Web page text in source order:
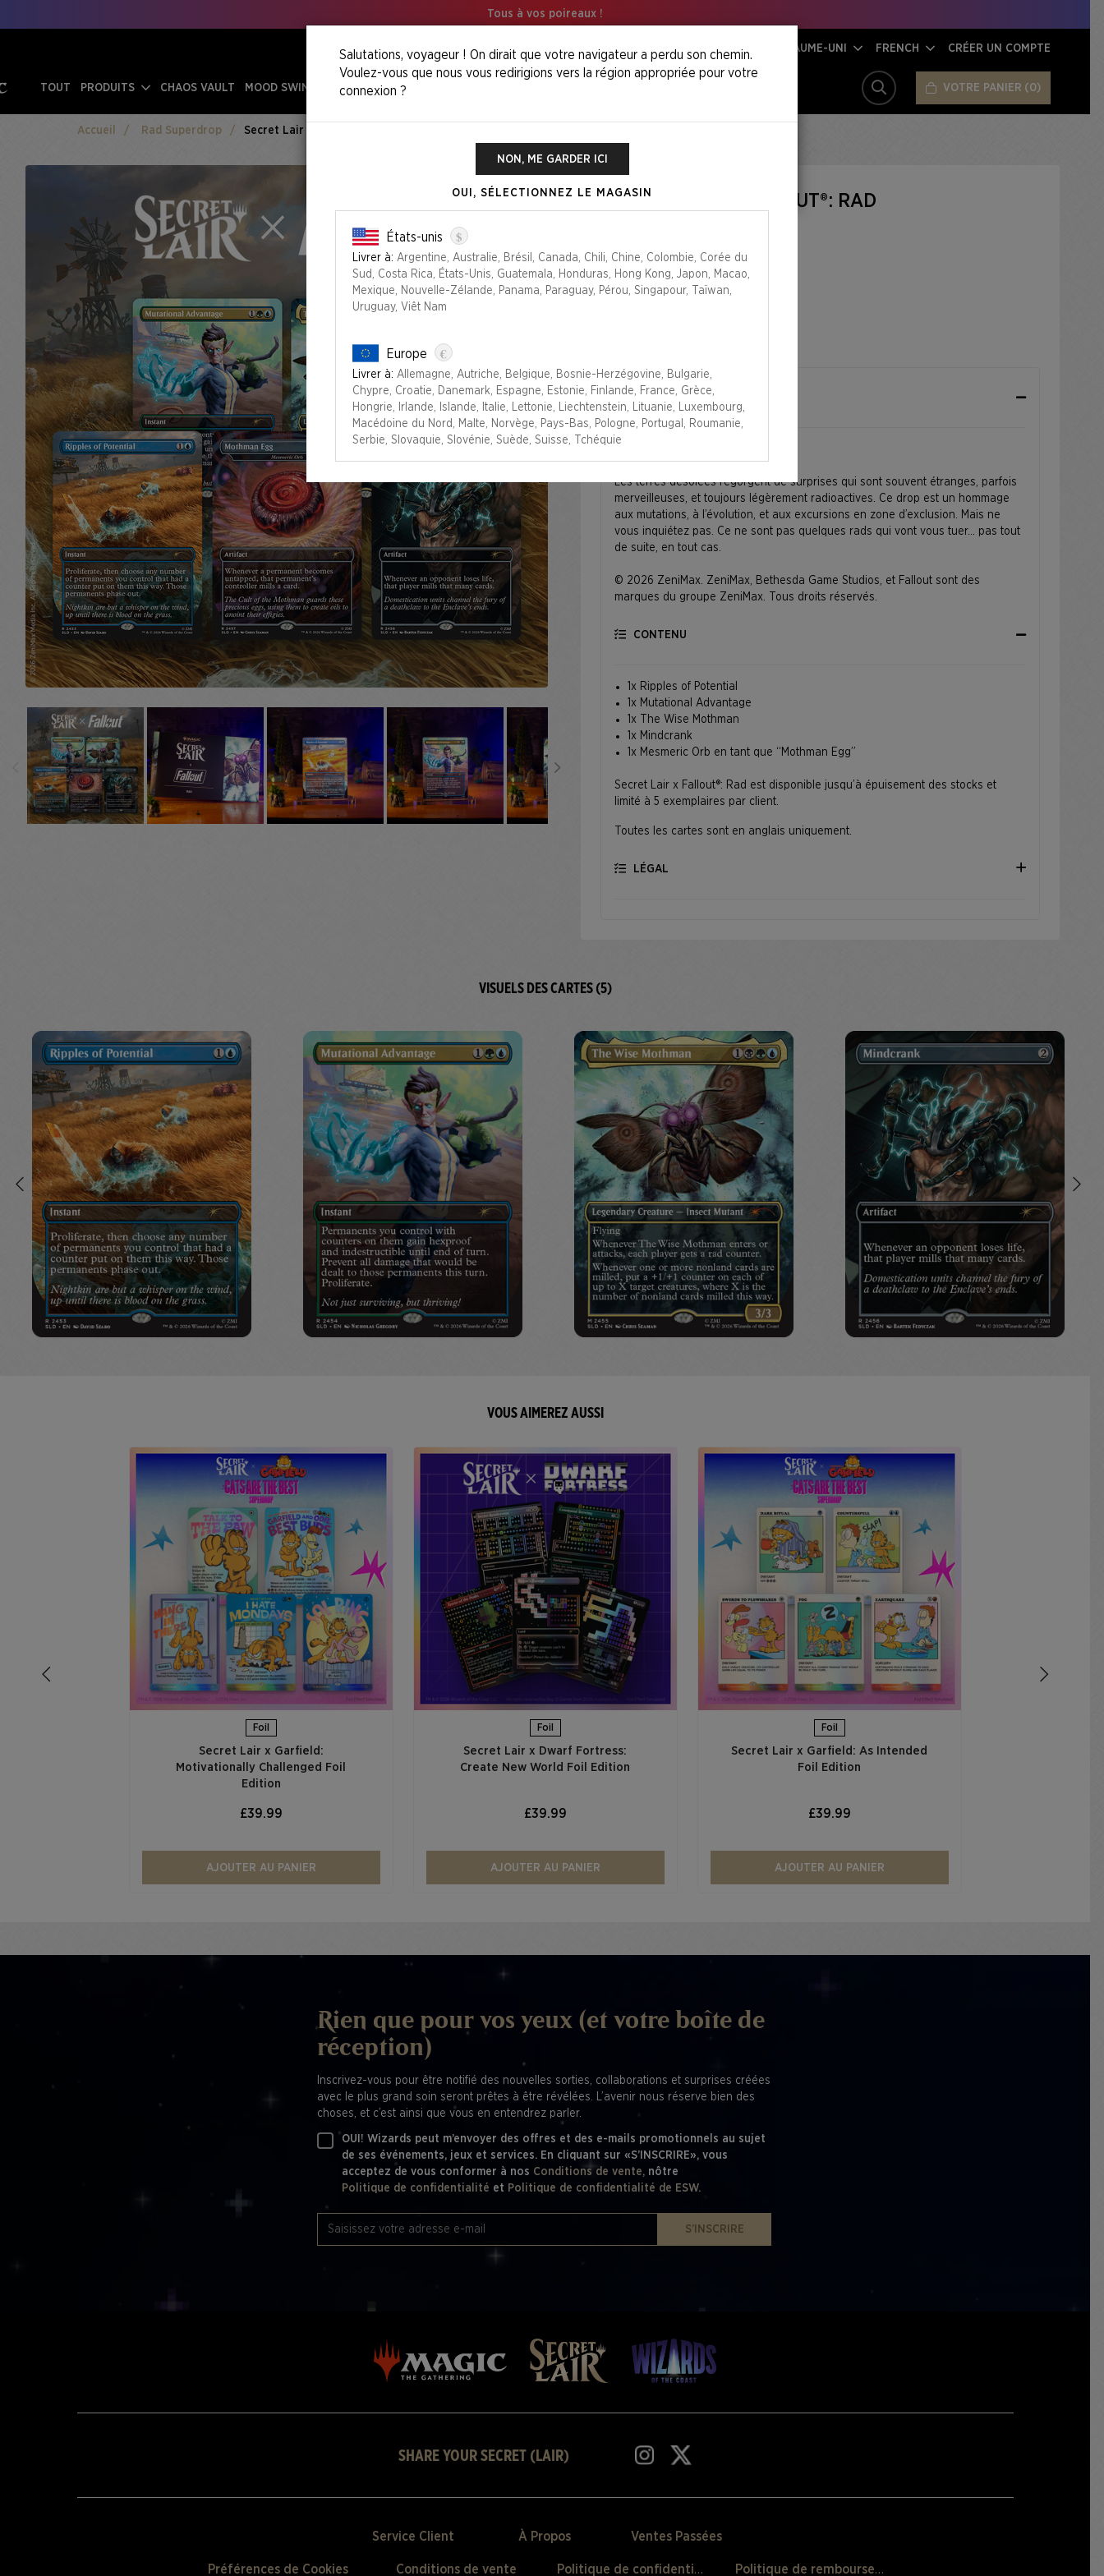
Tous à vos poireaux !
ROYAUME-UNI FRENCH CRÉER UN COMPTE
TOUT PRODUITS CHAOS VAULT MOOD SWINGS RECHERCHER VOTRE PANIER 0
Accueil Rad Superdrop Secret Lair X Fallout®: Rad​
SECRET LAIR X FALLOUT®: RAD​
Édition
FOIL NON-FOIL
DESCRIPTION
Les terres désolées regorgent de surprises qui sont souvent étranges, parfois
merveilleuses, et toujours légèrement radioactives. Ce drop est un hommage
aux mutations, à l’évolution, et aux excursions en zone d’exclusion. Mais ne
vous inquiétez pas. Ce ne sont pas quelques rads qui vont vous tuer... pas tout
de suite, en tout cas.
© 2026 ZeniMax. ZeniMax, Bethesda Game Studios, et Fallout sont des
marques du groupe ZeniMax. Tous droits réservés.
CONTENU
1x Ripples of Potential
1x Mutational Advantage
1x The Wise Mothman
1x Mindcrank
1x Mesmeric Orb en tant que “Mothman Egg”
Secret Lair x Fallout®: Rad est disponible jusqu’à épuisement des stocks et
limité à 5 exemplaires par client.
Toutes les cartes sont en anglais uniquement.
LÉGAL
VISUELS DES CARTES (5)
VOUS AIMEREZ AUSSI
Foil
Secret Lair x Garfield:
Motivationally Challenged Foil
Edition​
£39.99
AJOUTER AU PANIER
Foil
Secret Lair x Dwarf Fortress:
Create New World Foil Edition
£39.99
AJOUTER AU PANIER
Foil
Secret Lair x Garfield: As Intended
Foil Edition​
£39.99
AJOUTER AU PANIER
Rien que pour vos yeux (et votre boîte de
réception)
Inscrivez-vous pour être notifié des nouvelles sorties, collaborations et surprises créées
avec le plus grand soin seront prêtes à être révélées. L’avenir nous réserve bien des
choses, et c’est ainsi que vous en entendrez parler.
OUI! Wizards peut m’envoyer des offres et des e-mails promotionnels au sujet
de ses événements, jeux et services. En cliquant sur «S’INSCRIRE», vous
acceptez de vous conformer à nos Conditions de vente, nôtre
Politique de confidentialité et Politique de confidentialité de ESW.
S’INSCRIRE
SHARE YOUR SECRET (LAIR)
Service Client À Propos Ventes Passées
Préférences de Cookies Conditions de vente Politique de confidentialité Politique de remboursement
Salutations, voyageur ! On dirait que votre navigateur a perdu son chemin.
Voulez-vous que nous vous redirigions vers la région appropriée pour votre
connexion ?
NON, ME GARDER ICI
OUI, SÉLECTIONNEZ LE MAGASIN
États-unis $
Livrer à: Argentine, Australie, Brésil, Canada, Chili, Chine, Colombie, Corée du
Sud, Costa Rica, États-Unis, Guatemala, Honduras, Hong Kong, Japon, Macao,
Mexique, Nouvelle-Zélande, Panama, Paraguay, Pérou, Singapour, Taïwan,
Uruguay, Viêt Nam
Europe €
Livrer à: Allemagne, Autriche, Belgique, Bosnie-Herzégovine, Bulgarie,
Chypre, Croatie, Danemark, Espagne, Estonie, Finlande, France, Grèce,
Hongrie, Irlande, Islande, Italie, Lettonie, Liechtenstein, Lituanie, Luxembourg,
Macédoine du Nord, Malte, Norvège, Pays-Bas, Pologne, Portugal, Roumanie,
Serbie, Slovaquie, Slovénie, Suède, Suisse, Tchéquie